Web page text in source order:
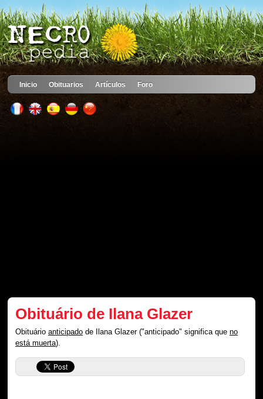
Inicio Obituarios Artículos Foro
Obituário de Ilana Glazer
Obituárioanticipado de Ilana Glazer ("anticipado" significa queno
está muerta).